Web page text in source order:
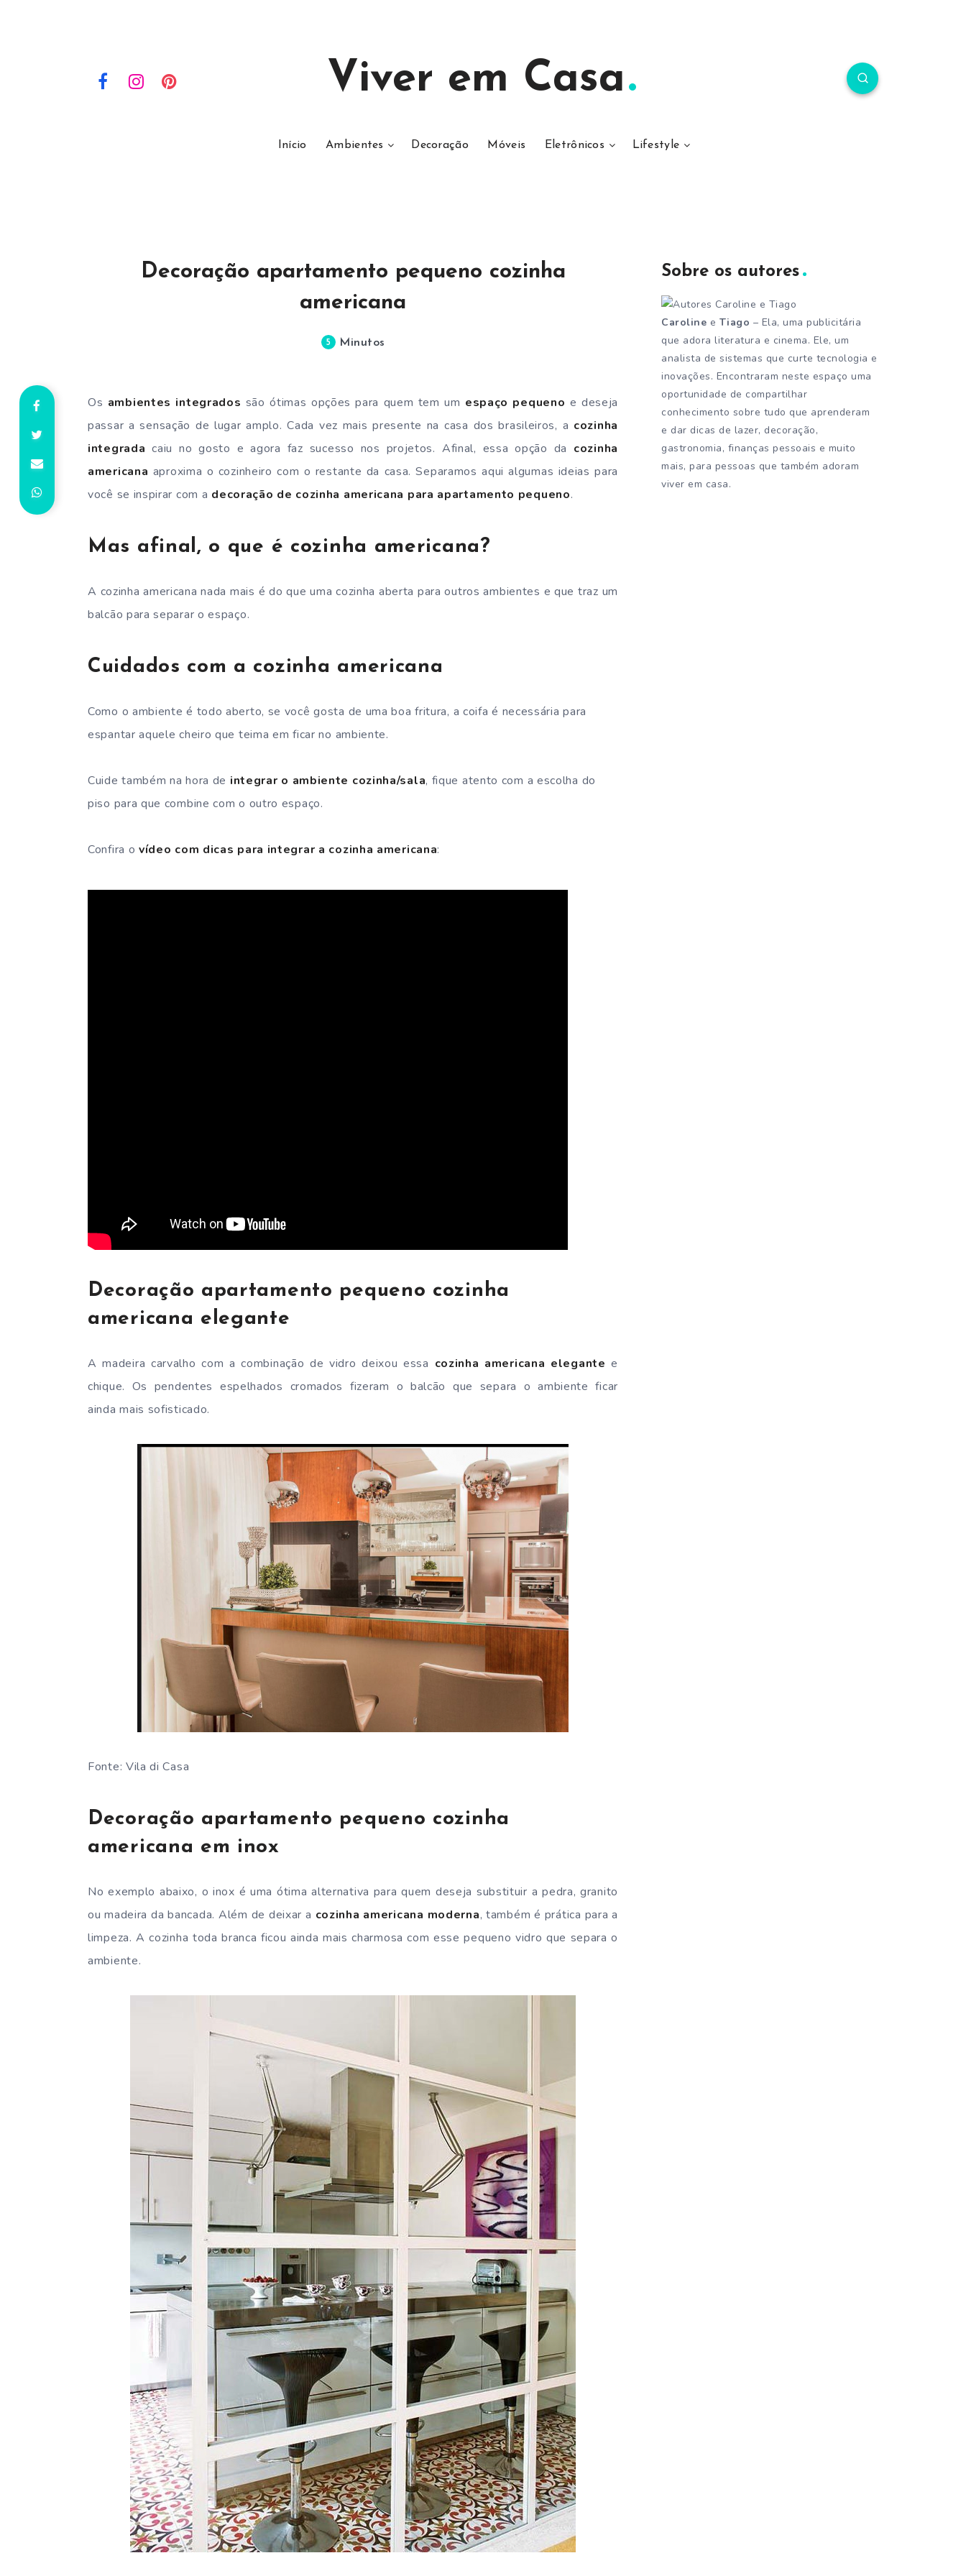
Viver em Casa
Início Ambientes Decoração Móveis Eletrônicos Lifestyle
Decoração apartamento pequeno cozinha
americana
5 Minutos
Os ambientes integrados são ótimas opções para quem tem um espaço pequeno e deseja
passar a sensação de lugar amplo. Cada vez mais presente na casa dos brasileiros, a cozinha
integrada caiu no gosto e agora faz sucesso nos projetos. Afinal, essa opção da cozinha
americana aproxima o cozinheiro com o restante da casa. Separamos aqui algumas ideias para
você se inspirar com a decoração de cozinha americana para apartamento pequeno.
Mas afinal, o que é cozinha americana?
A cozinha americana nada mais é do que uma cozinha aberta para outros ambientes e que traz um
balcão para separar o espaço.
Cuidados com a cozinha americana
Como o ambiente é todo aberto, se você gosta de uma boa fritura, a coifa é necessária para
espantar aquele cheiro que teima em ficar no ambiente.
Cuide também na hora de integrar o ambiente cozinha/sala, fique atento com a escolha do
piso para que combine com o outro espaço.
Confira o vídeo com dicas para integrar a cozinha americana:
Decoração apartamento pequeno cozinha
americana elegante
A madeira carvalho com a combinação de vidro deixou essa cozinha americana elegante e
chique. Os pendentes espelhados cromados fizeram o balcão que separa o ambiente ficar
ainda mais sofisticado.
Fonte: Vila di Casa
Decoração apartamento pequeno cozinha
americana em inox
No exemplo abaixo, o inox é uma ótima alternativa para quem deseja substituir a pedra, granito
ou madeira da bancada. Além de deixar a cozinha americana moderna, também é prática para a
limpeza. A cozinha toda branca ficou ainda mais charmosa com esse pequeno vidro que separa o
ambiente.
Sobre os autores
Caroline e Tiago – Ela, uma publicitária
que adora literatura e cinema. Ele, um
analista de sistemas que curte tecnologia e
inovações. Encontraram neste espaço uma
oportunidade de compartilhar
conhecimento sobre tudo que aprenderam
e dar dicas de lazer, decoração,
gastronomia, finanças pessoais e muito
mais, para pessoas que também adoram
viver em casa.